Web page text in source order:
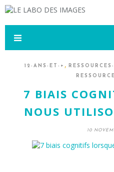
12-ANS-ET-+ ,
7 BIAIS
NOUS
10